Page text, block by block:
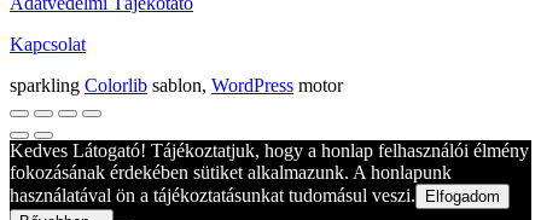
Kapcsolat
sparkling Colorlib sablon, WordPress motor
Kedves Látogató! Tájékoztatjuk, hogy a honlap felhasználói élmény
fokozásának érdekében sütiket alkalmazunk. A honlapunk
használatával ön a tájékoztatásunkat tudomásul veszi.
Elfogadom